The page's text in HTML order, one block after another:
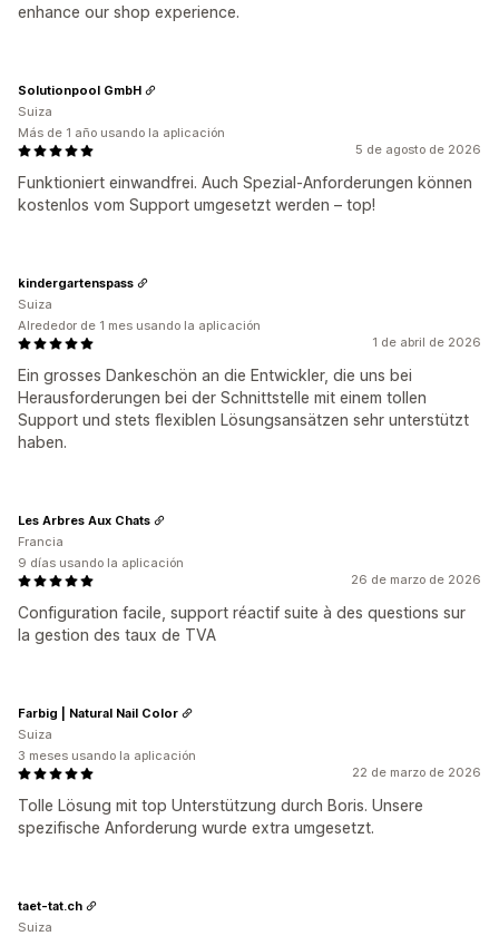
enhance our shop experience.
5 de agosto de 2026
Funktioniert einwandfrei. Auch Spezial-Anforderungen können
kostenlos vom Support umgesetzt werden – top!
Solutionpool GmbH
Suiza
Más de 1 año usando la aplicación
1 de abril de 2026
Ein grosses Dankeschön an die Entwickler, die uns bei
Herausforderungen bei der Schnittstelle mit einem tollen
Support und stets flexiblen Lösungsansätzen sehr unterstützt
haben.
kindergartenspass
Suiza
Alrededor de 1 mes usando la aplicación
26 de marzo de 2026
Configuration facile, support réactif suite à des questions sur
la gestion des taux de TVA
Les Arbres Aux Chats
Francia
9 días usando la aplicación
22 de marzo de 2026
Tolle Lösung mit top Unterstützung durch Boris. Unsere
spezifische Anforderung wurde extra umgesetzt.
Farbig | Natural Nail Color
Suiza
3 meses usando la aplicación
taet-tat.ch
Suiza